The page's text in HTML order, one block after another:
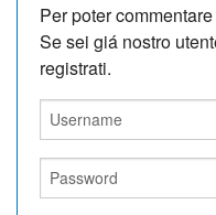
Per poter
Se sei giá nostro
registrati.